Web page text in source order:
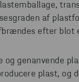
af
efter blot
og genanvende
plast, og